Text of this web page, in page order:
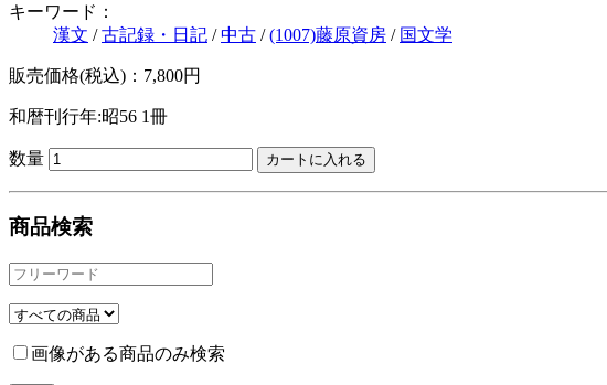
キーワード：
漢文 /古記録・日記 /中古 /(1007)藤原資房 / 国文学
販売価格(税込)：7,800円
和暦刊行年:昭56 1冊
数量
商品検索
画像がある商品のみ検索